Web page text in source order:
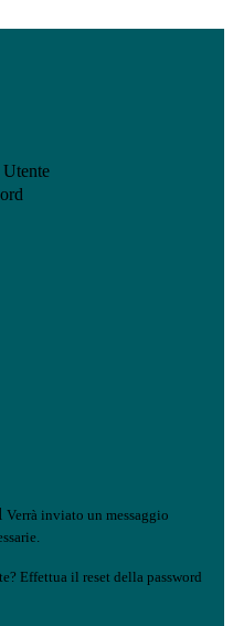
Verrà inviato un messaggio
Effettua il reset della password